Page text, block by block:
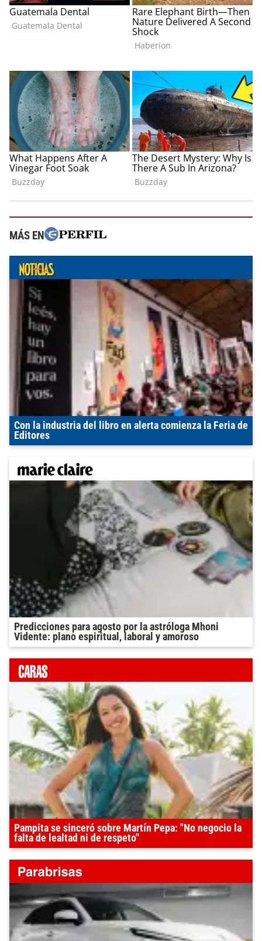
MÁS EN
Con la industria del libro en alerta comienza la Feria de
Editores
Predicciones para agosto por la astróloga Mhoni
Vidente: plano espiritual, laboral y amoroso
Pampita se sinceró sobre Martín Pepa: "No negocio la
falta de lealtad ni de respeto"